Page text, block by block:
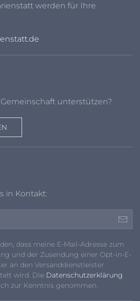
werden für Ihre
unterstützen?
in Kontakt:
dass meine E-Mail-Adresse zum
und der Zusendung einer Opt-in-E-
an den Versanddienstleister
wird. Die Datenschutzerklärung
zur Kenntnis genommen.